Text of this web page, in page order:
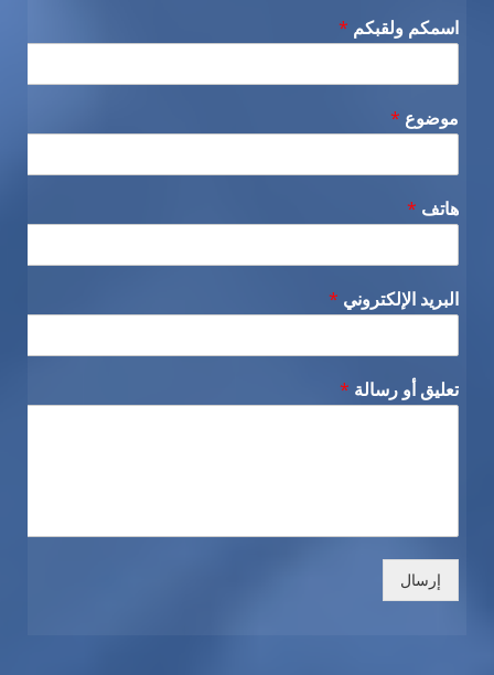
اسمكم ولقبكم *
موضوع *
هاتف *
البريد الإلكتروني *
تعليق أو رسالة *
إرسال